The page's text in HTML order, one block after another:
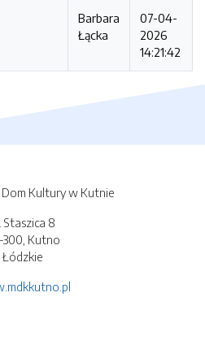
Barbara
Łącka
07-04-
2026
14:21:42
Dom Kultury w Kutnie
Staszica 8
300, Kutno
Łódzkie